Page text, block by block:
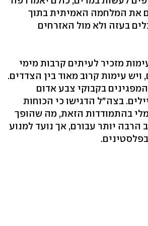
את המלחמה האמיתית בתוך
בעזה ולא מול האזרחים
מזכיר לעיתים קרבות מימי
עימות קרוב מאוד בין הצדדים.
בקבוקי צבע אדום
בצה"ל הדגישו כי הכוחות
בהתמודדות הזאת, מה שהופך
הרבה יותר עבורם, אך נועד למנוע